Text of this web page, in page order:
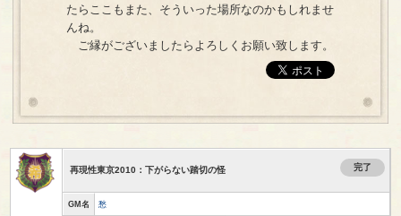
たらここもまた、そういった場所なのかもしれませ
んね。
ご縁がございましたらよろしくお願い致します。
再現性東京2010：下がらない踏切の怪 完了
GM名 愁